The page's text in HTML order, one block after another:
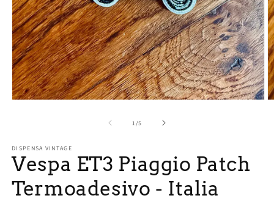
finestra
modale
1 /su
5
DISPENSA VINTAGE
Vespa ET3 Piaggio Patch
Termoadesivo - Italia